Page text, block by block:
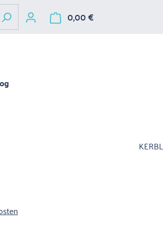
0,00 €Warenkorb
KERBL